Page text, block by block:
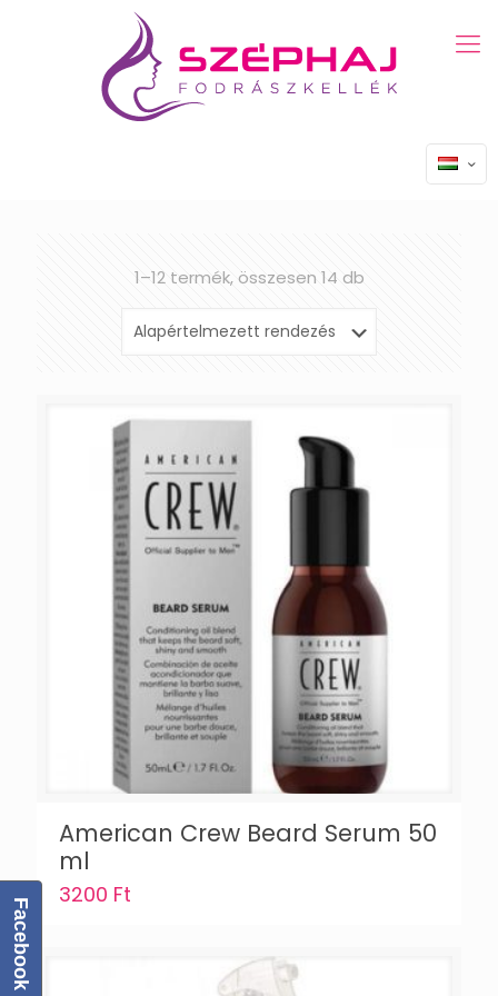
1–12 termék, összesen 14 db
American Crew Beard Serum 50
ml
3200 Ft
Facebook